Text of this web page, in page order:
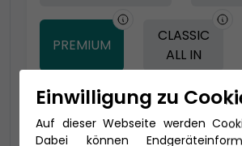
PREMIUM
CLASSIC
ALL IN
-150 € - Frühbucher Plus
Einwilligung zu
Auf dieser Webseite werden
Dabei können